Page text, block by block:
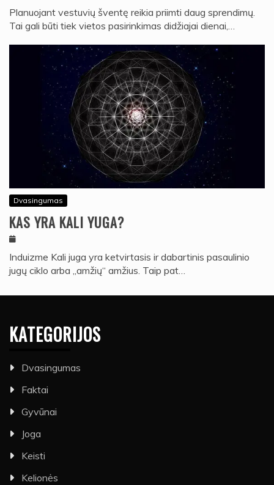
Planuojant vestuvių šventę reikia priimti daug sprendimų.
Tai gali būti tiek vietos pasirinkimas didžiajai dienai,…
Dvasingumas
KAS YRA KALI YUGA?
Induizme Kali juga yra ketvirtasis ir dabartinis pasaulinio
jugų ciklo arba „amžių“ amžius. Taip pat…
KATEGORIJOS
Dvasingumas
Faktai
Gyvūnai
Joga
Keisti
Kelionės